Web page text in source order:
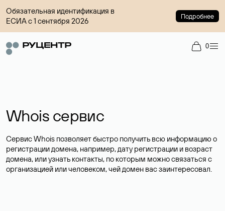
Обязательная идентификация в
ЕСИА с 1 сентября 2026
Подробнее
0
Whois сервис
Сервис Whois позволяет быстро получить всю информацию о
регистрации домена, например, дату регистрации и возраст
домена, или узнать контакты, по которым можно связаться с
организацией или человеком, чей домен вас заинтересовал.